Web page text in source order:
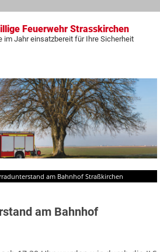
Feuerwehr Strasskirchen
im Jahr einsatzbereit für Ihre Sicherheit
Zum
Inhalt
springen
am Bahnhof Straßkirchen
am Bahnhof